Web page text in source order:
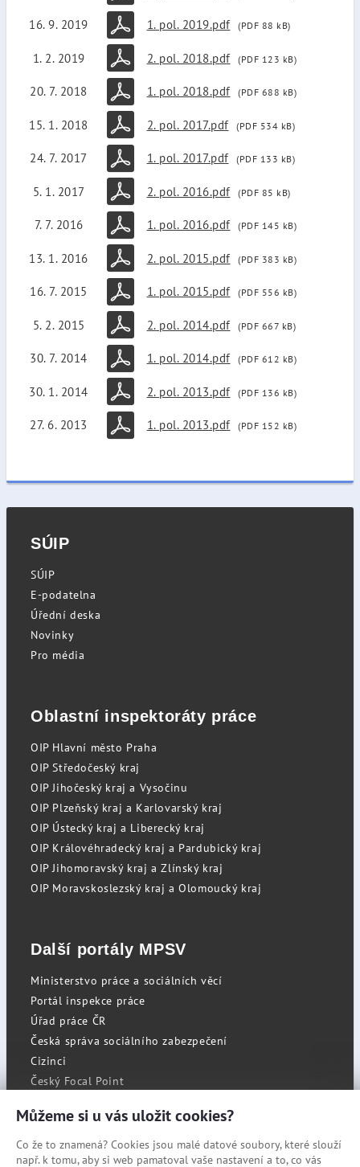
16. 9. 2019 1. pol. 2019.pdf (PDF 88 kB)
1. 2. 2019 2. pol. 2018.pdf (PDF 123 kB)
20. 7. 2018 1. pol. 2018.pdf (PDF 688 kB)
15. 1. 2018 2. pol. 2017.pdf (PDF 534 kB)
24. 7. 2017 1. pol. 2017.pdf (PDF 133 kB)
5. 1. 2017 2. pol. 2016.pdf (PDF 85 kB)
7. 7. 2016 1. pol. 2016.pdf (PDF 145 kB)
13. 1. 2016 2. pol. 2015.pdf (PDF 383 kB)
16. 7. 2015 1. pol. 2015.pdf (PDF 556 kB)
5. 2. 2015 2. pol. 2014.pdf (PDF 667 kB)
30. 7. 2014 1. pol. 2014.pdf (PDF 612 kB)
30. 1. 2014 2. pol. 2013.pdf (PDF 136 kB)
27. 6. 2013 1. pol. 2013.pdf (PDF 152 kB)
SÚIP
SÚIP
E-podatelna
Úřední deska
Novinky
Pro média
Oblastní inspektoráty práce
OIP Hlavní město Praha
OIP Středočeský kraj
OIP Jihočeský kraj a Vysočinu
OIP Plzeňský kraj a Karlovarský kraj
OIP Ústecký kraj a Liberecký kraj
OIP Královéhradecký kraj a Pardubický kraj
OIP Jihomoravský kraj a Zlínský kraj
OIP Moravskoslezský kraj a Olomoucký kraj
Další portály MPSV
Ministerstvo práce a sociálních věcí
Portál inspekce práce
Úřad práce ČR
Česká správa sociálního zabezpečení
Cizinci
Český Focal Point
RSS
Můžeme si u vás uložit cookies?
Co že to znamená? Cookies jsou malé datové soubory, které slouží
např. k tomu, aby si web pamatoval vaše nastavení a to, co vás